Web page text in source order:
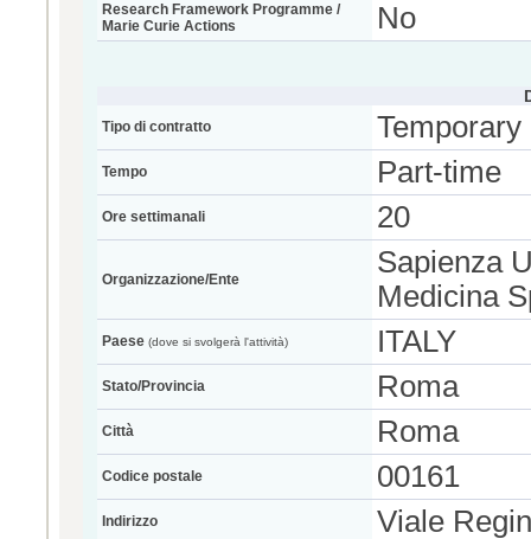
Research Framework Programme /
Marie Curie Actions
No
Tipo di contratto Temporary
Tempo Part-time
Ore settimanali 20
Organizzazione/Ente
Sapienza
Medicina
Paese (dove si svolgerà l'attività) ITALY
Stato/Provincia Roma
Città Roma
Codice postale 00161
Indirizzo Viale